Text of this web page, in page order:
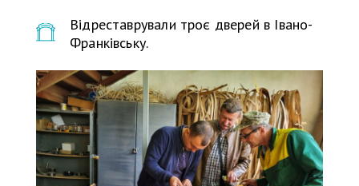
Відреставрували троє дверей в Івано-
Франківську.